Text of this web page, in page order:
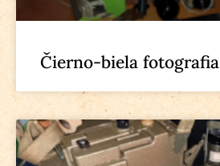
Čierno-biela fotografia